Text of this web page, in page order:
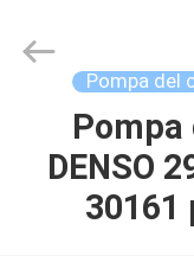
CASA
PRODOTTI
Auto
Pompa del
DENSO
30161